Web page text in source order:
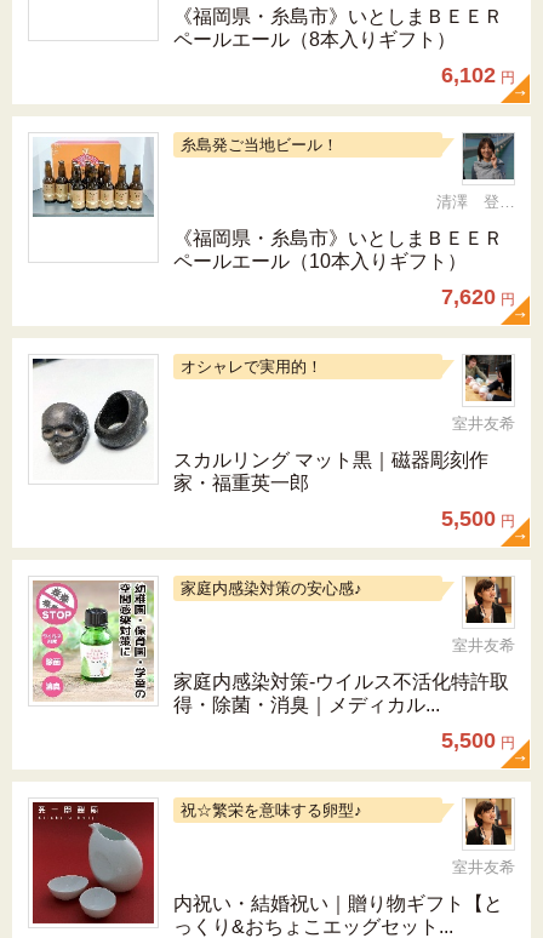
《福岡県・糸島市》いとしまＢＥＥＲ
ペールエール（8本入りギフト）
6,102 円
糸島発ご当地ビール！
清澤 登希子
《福岡県・糸島市》いとしまＢＥＥＲ
ペールエール（10本入りギフト）
7,620 円
オシャレで実用的！
室井友希
スカルリング マット黒｜磁器彫刻作
家・福重英一郎
5,500 円
家庭内感染対策の安心感♪
室井友希
家庭内感染対策-ウイルス不活化特許取
得・除菌・消臭｜メディカル...
5,500 円
祝☆繁栄を意味する卵型♪
室井友希
内祝い・結婚祝い｜贈り物ギフト【と
っくり&おちょこエッグセット...